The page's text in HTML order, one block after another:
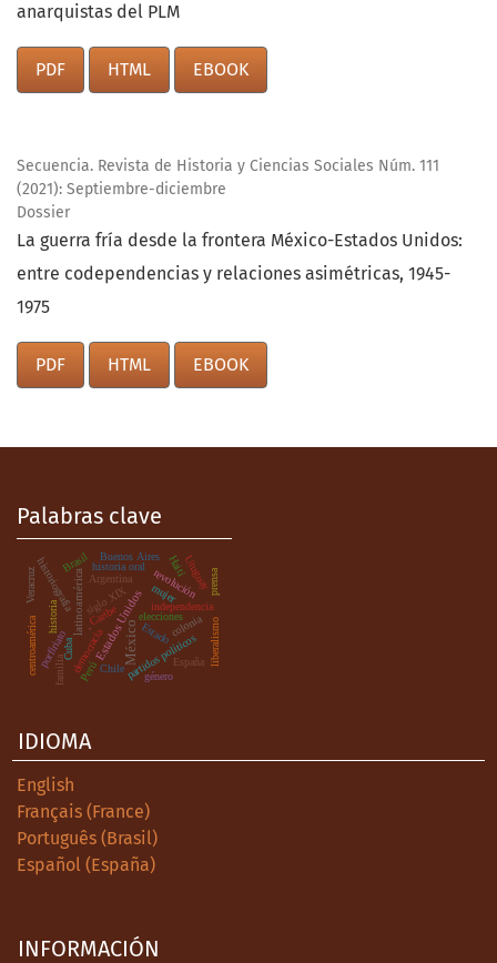
anarquistas del PLM
PDF HTML EBOOK
Secuencia. Revista de Historia y Ciencias Sociales Núm. 111
(2021): Septiembre-diciembre
Dossier
La guerra fría desde la frontera México-Estados Unidos:
entre codependencias y relaciones asimétricas, 1945-
1975
PDF HTML EBOOK
Palabras clave
México
Estados Unidos
latinoamérica siglo XIX
Argentina
partidos políticos
democracia
elecciones
historiografía historia oral
independencia
liberalismo
Caribe
revolución
Estado
género
colonia
España
Cuba
porfiriato
centroamérica
Uruguayprensa
Chile
historia
mujer
Buenos Aires
Veracruz
Brasil Haití
.
Perú
familia
IDIOMA
English
Français (France)
Português (Brasil)
Español (España)
INFORMACIÓN